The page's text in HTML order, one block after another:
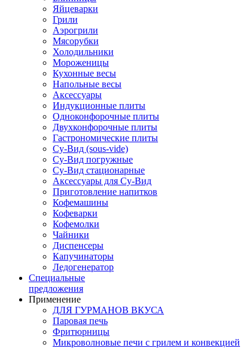
Яйцеварки
Грили
Аэрогрили
Мясорубки
Холодильники
Мороженицы
Кухонные весы
Напольные весы
Аксессуары
Индукционные плиты
Одноконфорочные плиты
Двухконфорочные плиты
Гастрономические плиты
Су-Вид (sous-vide)
Су-Вид погружные
Су-Вид стационарные
Аксессуары для Су-Вид
Приготовление напитков
Кофемашины
Кофеварки
Кофемолки
Чайники
Диспенсеры
Капучинаторы
Ледогенератор
Специальные
предложения
Применение
ДЛЯ ГУРМАНОВ ВКУСА
Паровая печь
Фритюрницы
Микроволновые печи с грилем и конвекцией